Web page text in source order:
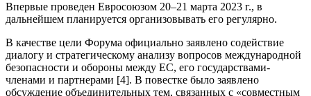
Впервые проведен Евросоюзом 20–21 марта 2023 г., в
дальнейшем планируется организовывать его регулярно.
В качестве цели Форума официально заявлено содействие
диалогу и стратегическому анализу вопросов международной
безопасности и обороны между ЕС, его государствами-
членами и партнерами [4]. В повестке было заявлено
обсуждение объединительных тем, связанных с «совместным